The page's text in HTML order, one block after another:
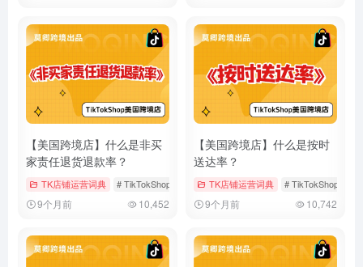
【美国跨境店】什么是非买
家责任退货退款率？
TK店铺运营词典 # TikTokShop # 店铺运营 # 美国跨境店
9个月前 10,452
【美国跨境店】什么是按时
送达率？
TK店铺运营词典 # TikTokShop
9个月前 10,742